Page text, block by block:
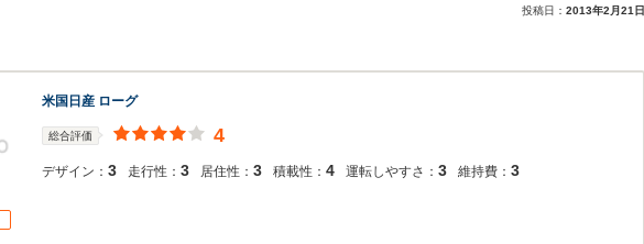
投稿日： 2013年2月21日
米国日産 ローグ
総合評価 4
デザイン： 3 走行性： 3 居住性： 3 積載性： 4 運転しやすさ： 3 維持費： 3